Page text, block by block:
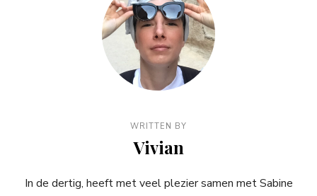
WRITTEN BY
Vivian
In de dertig, heeft met veel plezier samen met Sabine